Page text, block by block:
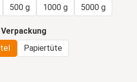
500 g 1000 g 5000 g
Verpackung
Papiertüte